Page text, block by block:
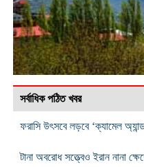
সর্বাধিক পঠিত খবর
ফরাসি উৎসবে লড়বে ‘ক্যামেল অ্যান্ড
টানা অবরোধ সত্ত্বেও ইরান নানা